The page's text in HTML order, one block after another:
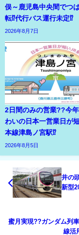
俣～鹿児島中央間でつ
転⁉代行バス運行未定⁉
2026年8月7日
2日間のみの営業??今
わいの日本一営業日が
本線津島ノ宮駅⁉
2026年8月5日
井の
新型
蜜月実現??ガンダム列
線活